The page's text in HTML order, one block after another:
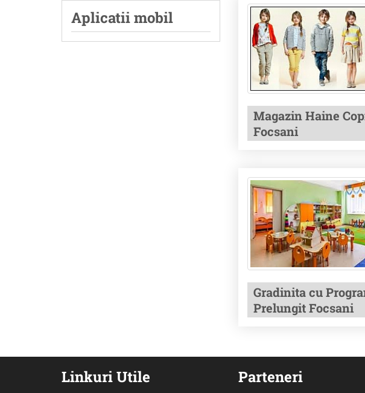
Aplicatii mobil
Magazin Haine
Focsani
Gradinita cu
Prelungit Focsani
Linkuri Utile Parteneri